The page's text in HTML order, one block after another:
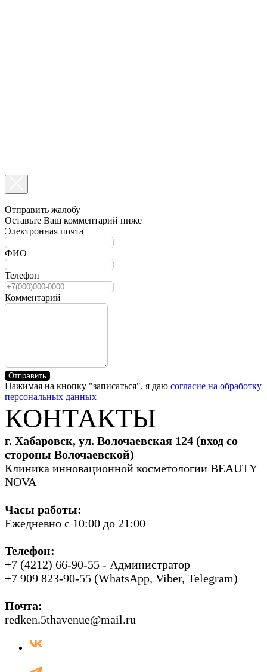
Отправить жалобу
Оставьте Ваш комментарий ниже
Электронная почта
ФИО
Телефон
Комментарий
Отправить
Нажимая на кнопку "записаться", я даю согласие на обработку
персональных данных
КОНТАКТЫ
г. Хабаровск, ул. Волочаевская 124 (вход со
стороны Волочаевской)
Клиника инновационной косметологии BEAUTY
NOVA
Часы работы:
Ежедневно с 10:00 до 21:00
Телефон:
+7 (4212) 66-90-55 - Администратор
+7 909 823-90-55 (WhatsApp, Viber, Telegram)
Почта:
redken.5thavenue@mail.ru